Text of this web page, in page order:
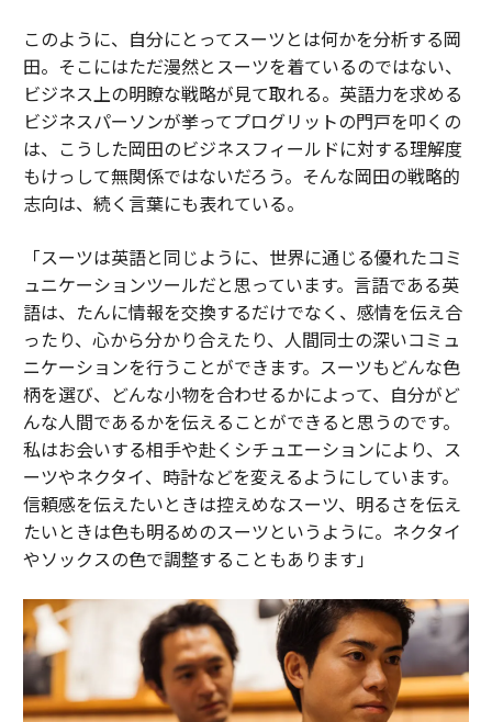
このように、自分にとってスーツとは何かを分析する岡
田。そこにはただ漫然とスーツを着ているのではない、
ビジネス上の明瞭な戦略が見て取れる。英語力を求める
ビジネスパーソンが挙ってプログリットの門戸を叩くの
は、こうした岡田のビジネスフィールドに対する理解度
もけっして無関係ではないだろう。そんな岡田の戦略的
志向は、続く言葉にも表れている。
「スーツは英語と同じように、世界に通じる優れたコミ
ュニケーションツールだと思っています。言語である英
語は、たんに情報を交換するだけでなく、感情を伝え合
ったり、心から分かり合えたり、人間同士の深いコミュ
ニケーションを行うことができます。スーツもどんな色
柄を選び、どんな小物を合わせるかによって、自分がど
んな人間であるかを伝えることができると思うのです。
私はお会いする相手や赴くシチュエーションにより、ス
ーツやネクタイ、時計などを変えるようにしています。
信頼感を伝えたいときは控えめなスーツ、明るさを伝え
たいときは色も明るめのスーツというように。ネクタイ
やソックスの色で調整することもあります」